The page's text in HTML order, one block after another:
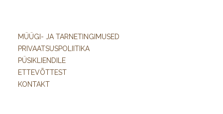
MÜÜGI- JA TARNETINGIMUSED
PRIVAATSUSPOLIITIKA
PÜSIKLIENDILE
ETTEVÕTTEST
KONTAKT